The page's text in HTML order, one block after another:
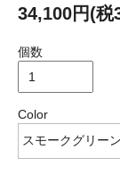
34,100円(税
個数
Color